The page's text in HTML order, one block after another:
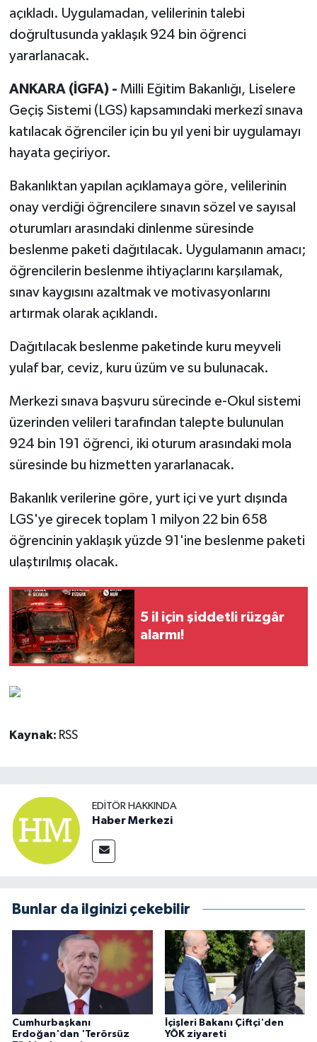
açıkladı. Uygulamadan, velilerinin talebi
doğrultusunda yaklaşık 924 bin öğrenci
yararlanacak.
ANKARA (İGFA) - Milli Eğitim Bakanlığı, Liselere
Geçiş Sistemi (LGS) kapsamındaki merkezî sınava
katılacak öğrenciler için bu yıl yeni bir uygulamayı
hayata geçiriyor.
Bakanlıktan yapılan açıklamaya göre, velilerinin
onay verdiği öğrencilere sınavın sözel ve sayısal
oturumları arasındaki dinlenme süresinde
beslenme paketi dağıtılacak. Uygulamanın amacı;
öğrencilerin beslenme ihtiyaçlarını karşılamak,
sınav kaygısını azaltmak ve motivasyonlarını
artırmak olarak açıklandı.
Dağıtılacak beslenme paketinde kuru meyveli
yulaf bar, ceviz, kuru üzüm ve su bulunacak.
Merkezi sınava başvuru sürecinde e-Okul sistemi
üzerinden velileri tarafından talepte bulunulan
924 bin 191 öğrenci, iki oturum arasındaki mola
süresinde bu hizmetten yararlanacak.
Bakanlık verilerine göre, yurt içi ve yurt dışında
LGS'ye girecek toplam 1 milyon 22 bin 658
öğrencinin yaklaşık yüzde 91'ine beslenme paketi
ulaştırılmış olacak.
5 il için şiddetli rüzgâr
alarmı!
Kaynak: RSS
EDITÖR HAKKINDA
Haber Merkezi
Bunlar da ilginizi çekebilir
Cumhurbaşkanı
Erdoğan'dan 'Terörsüz
İçişleri Bakanı Çiftçi'den
YÖK ziyareti